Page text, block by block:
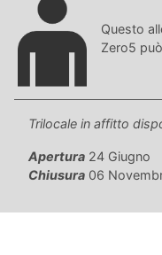
Questo
Zero5
Trilocale in affitto
Apertura 24 Giugno
Chiusura 06